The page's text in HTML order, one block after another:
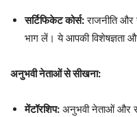
सर्टिफिकेट कोर्स:राजनीति और
भाग लें। ये आपकी विशेषज्ञता
अनुभवी नेताओं से सीखना:
मेंटॉरशिप: अनुभवी नेताओं और